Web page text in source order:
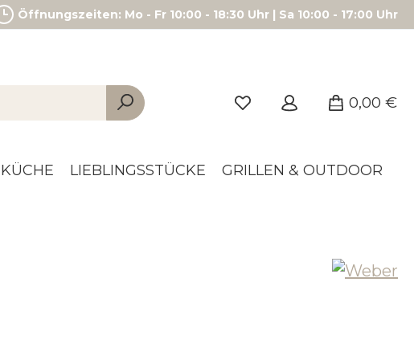
Öffnungszeiten: Mo - Fr 10:00 - 18:30 Uhr | Sa 10:00 - 17:00 Uhr
0,00 €
KÜCHE LIEBLINGSSTÜCKE GRILLEN & OUTDOOR